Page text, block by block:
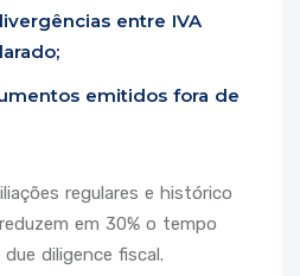
entre IVA
emitidos fora de
regulares e histórico
em 30% o tempo
diligence fiscal.